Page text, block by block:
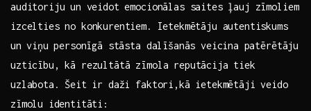
auditoriju⁢ un‌ veidot emocionālas saites‌ ļauj zīmoliem
izcelties no konkurentiem. ⁢Ietekmētāju autentiskums
un⁢ viņu⁢ personīgā stāsta​ dalīšanās veicina ⁢patērētāju
​uzticību, kā‍ rezultātā zīmola reputācija‍ tiek‍
uzlabota. Šeit⁤ ir daži faktori,kā ietekmētāji‌ veido
zīmolu⁤ identitāti: